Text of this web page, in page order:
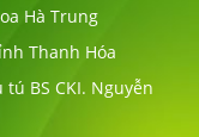
Hà Trung
Thanh Hóa
BS CKI. Nguyễn